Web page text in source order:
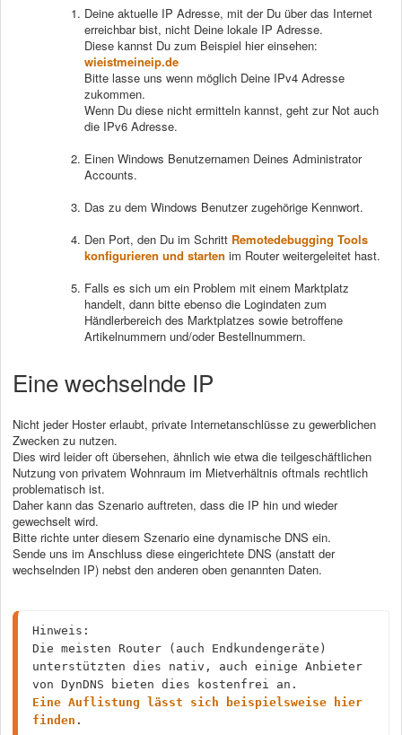
Deine aktuelle IP Adresse, mit der Du über das Internet
erreichbar bist, nicht Deine lokale IP Adresse.
Diese kannst Du zum Beispiel hier einsehen:
wieistmeineip.de
Bitte lasse uns wenn möglich Deine IPv4 Adresse
zukommen.
Wenn Du diese nicht ermitteln kannst, geht zur Not auch
die IPv6 Adresse.
Einen Windows Benutzernamen Deines Administrator
Accounts.
Das zu dem Windows Benutzer zugehörige Kennwort.
Den Port, den Du im Schritt Remotedebugging Tools
konfigurieren und starten im Router weitergeleitet hast.
Falls es sich um ein Problem mit einem Marktplatz
handelt, dann bitte ebenso die Logindaten zum
Händlerbereich des Marktplatzes sowie betroffene
Artikelnummern und/oder Bestellnummern.
Eine wechselnde IP
Nicht jeder Hoster erlaubt, private Internetanschlüsse zu gewerblichen
Zwecken zu nutzen.
Dies wird leider oft übersehen, ähnlich wie etwa die teilgeschäftlichen
Nutzung von privatem Wohnraum im Mietverhältnis oftmals rechtlich
problematisch ist.
Daher kann das Szenario auftreten, dass die IP hin und wieder
gewechselt wird.
Bitte richte unter diesem Szenario eine dynamische DNS ein.
Sende uns im Anschluss diese eingerichtete DNS (anstatt der
wechselnden IP) nebst den anderen oben genannten Daten.
Hinweis:
Die meisten Router (auch Endkundengeräte)
unterstützten dies nativ, auch einige Anbieter
von DynDNS bieten dies kostenfrei an.
Eine Auflistung lässt sich beispielsweise hier
finden .